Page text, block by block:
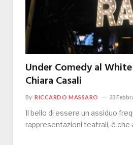
Under Comedy al
Chiara Casali
By RICCARDO MASSARO 23
Il bello di essere un assiduo
rappresentazioni teatrali, è che